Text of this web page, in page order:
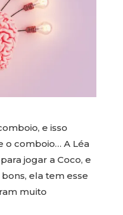
e isso
o comboio… A Léa
jogar a Coco, e
ela tem esse
muito